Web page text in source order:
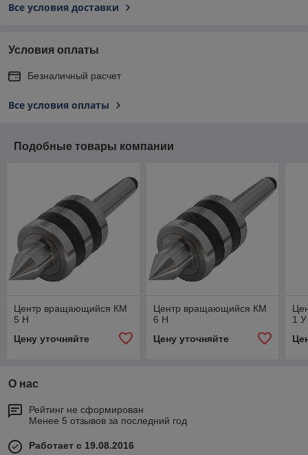
Все условия доставки
Условия оплаты
Безналичный расчет
Все условия оплаты
Подобные товары компании
Центр вращающийся КМ
5 Н
Цену уточняйте
Центр вращающийся КМ
6 Н
Цену уточняйте
1 У
О нас
Рейтинг не сформирован
Менее 5 отзывов за последний год
Работает с 19.08.2016